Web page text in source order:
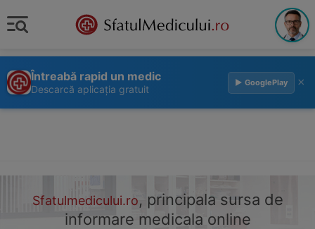
Întreabă rapid un medic
Descarcă aplicația gratuit
▶ GooglePlay ×
Sfatulmedicului.ro, principala sursa de
informare medicala online